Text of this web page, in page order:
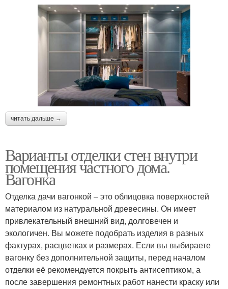
читать дальше →
Варианты отделки стен внутри
помещения частного дома.
Вагонка
Отделка дачи вагонкой – это облицовка поверхностей
материалом из натуральной древесины. Он имеет
привлекательный внешний вид, долговечен и
экологичен. Вы можете подобрать изделия в разных
фактурах, расцветках и размерах. Если вы выбираете
вагонку без дополнительной защиты, перед началом
отделки её рекомендуется покрыть антисептиком, а
после завершения ремонтных работ нанести краску или